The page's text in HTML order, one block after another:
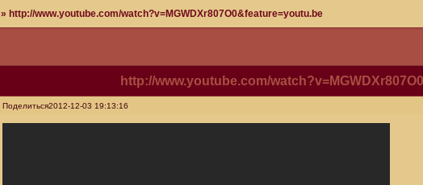
» http://www.youtube.com/watch?v=MGWDXr807O0&feature=youtu.be
http://www.youtube.com/
Поделиться2012-12-03 19:13:16